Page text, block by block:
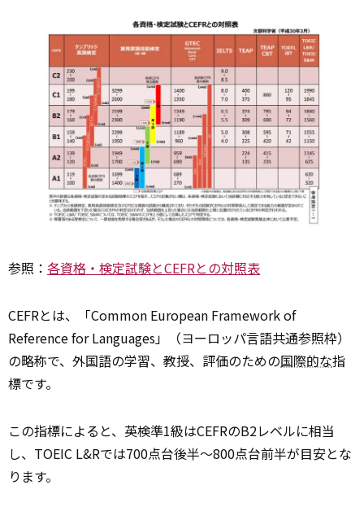
参照： 各資格・検定試験とCEFRとの対照表
CEFRとは、「Common European Framework of
Reference for Languages」（ヨーロッパ言語共通参照枠）
の略称で、外国語の学習、教授、評価のための国際的な指
標です。
この指標によると、英検準1級はCEFRのB2レベルに相当
し、TOEIC L&Rでは700点台後半〜800点台前半が目安とな
ります。